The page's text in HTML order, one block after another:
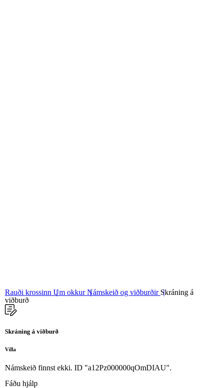
Rauði krossinn Um okkurNámskeið og viðburðir Skráning á
viðburð
Skráning á viðburð
Villa
Námskeið finnst ekki. ID "a12Pz000000qOmDIAU".
Fáðu hjálp